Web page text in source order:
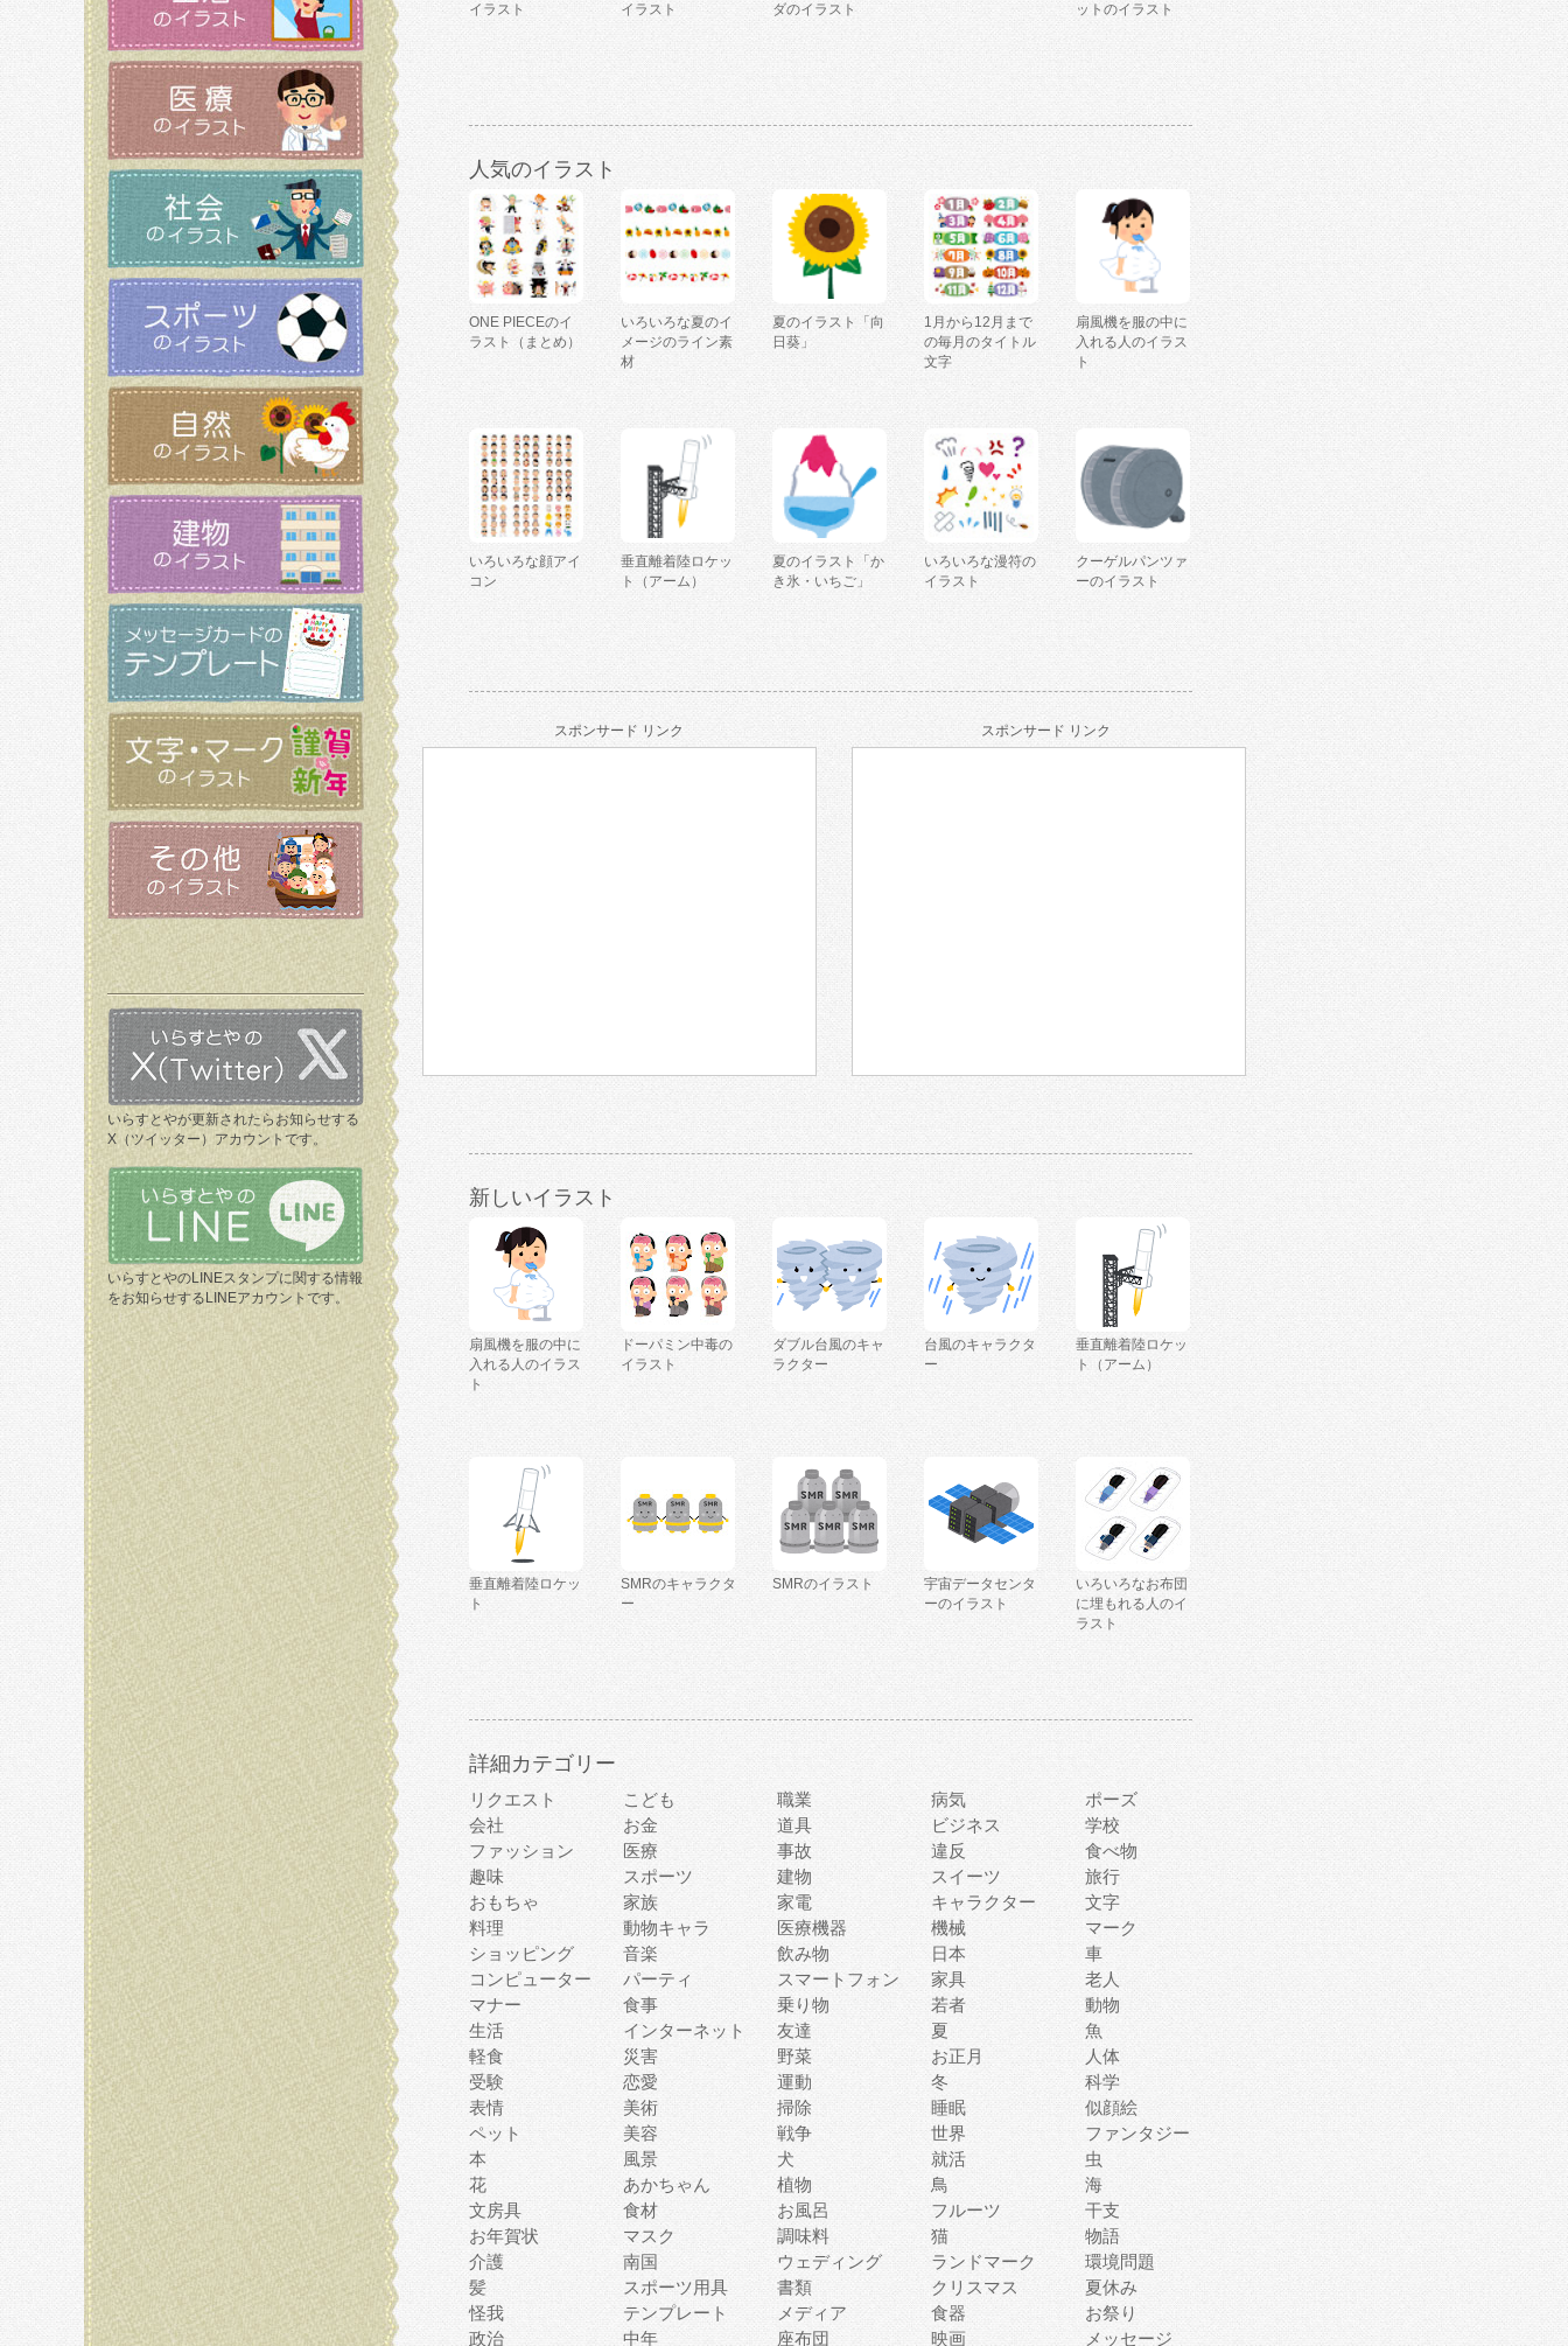
いらすとやが更新されたらお知らせする
X（ツイッター）アカウントです。
いらすとやのLINEスタンプに関する情報
をお知らせするLINEアカウントです。
イラスト
イラスト
ダのイラスト
ットのイラスト
人気のイラスト
ONE PIECEのイ
ラスト（まとめ）
いろいろな夏のイ
メージのライン素
材
夏のイラスト「向
日葵」
1月から12月まで
の毎月のタイトル
文字
扇風機を服の中に
入れる人のイラス
ト
いろいろな顔アイ
コン
垂直離着陸ロケッ
ト（アーム）
夏のイラスト「か
き氷・いちご」
いろいろな漫符の
イラスト
クーゲルパンツァ
ーのイラスト
スポンサード リンク スポンサード リンク
新しいイラスト
扇風機を服の中に
入れる人のイラス
ト
ドーパミン中毒の
イラスト
ダブル台風のキャ
ラクター
台風のキャラクタ
ー
垂直離着陸ロケッ
ト（アーム）
垂直離着陸ロケッ
ト
SMRのキャラクタ
ー
SMRのイラスト
宇宙データセンタ
ーのイラスト
いろいろなお布団
に埋もれる人のイ
ラスト
詳細カテゴリー
リクエスト こども 職業 病気
ポーズ
会社
お金 道具 ビジネス
学校
ファッション
医療 事故 違反
食べ物
趣味
スポーツ 建物 スイーツ
旅行
おもちゃ
家族 家電 キャラクター
文字
料理
動物キャラ 医療機器 機械
マーク
ショッピング
音楽 飲み物 日本
車
コンピューター
パーティ スマートフォン 家具
老人
マナー
食事 乗り物 若者
動物
生活
インターネット 友達 夏
魚
軽食
災害 野菜 お正月
人体
受験
恋愛 運動 冬
科学
表情
美術 掃除 睡眠
似顔絵
ペット
美容 戦争 世界
ファンタジー
本
風景 犬 就活
虫
花
あかちゃん 植物 鳥
海
文房具
食材 お風呂 フルーツ
干支
お年賀状
マスク 調味料 猫
物語
介護
南国 ウェディング ランドマーク
環境問題
髪
スポーツ用具 書類 クリスマス
夏休み
怪我
テンプレート メディア 食器
お祭り
政治
中年 座布団 映画 メッセージ